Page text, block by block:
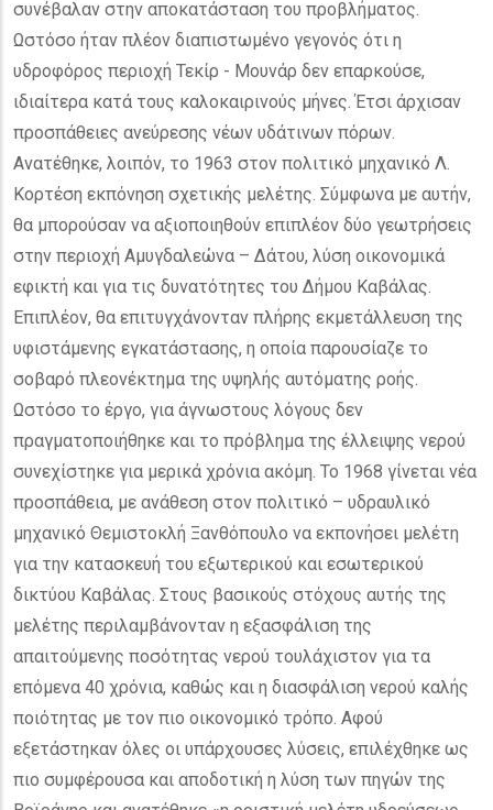
συνέβαλαν στην αποκατάσταση του προβλήματος.
Ωστόσο ήταν πλέον διαπιστωμένο γεγονός ότι η
υδροφόρος περιοχή Τεκίρ - Μουνάρ δεν επαρκούσε,
ιδιαίτερα κατά τους καλοκαιρινούς μήνες. Έτσι άρχισαν
προσπάθειες ανεύρεσης νέων υδάτινων πόρων.
Ανατέθηκε, λοιπόν, το 1963 στον πολιτικό μηχανικό Λ.
Κορτέση εκπόνηση σχετικής μελέτης. Σύμφωνα με αυτήν,
θα μπορούσαν να αξιοποιηθούν επιπλέον δύο γεωτρήσεις
στην περιοχή Αμυγδαλεώνα – Δάτου, λύση οικονομικά
εφικτή και για τις δυνατότητες του Δήμου Καβάλας.
Επιπλέον, θα επιτυγχάνονταν πλήρης εκμετάλλευση της
υφιστάμενης εγκατάστασης, η οποία παρουσίαζε το
σοβαρό πλεονέκτημα της υψηλής αυτόματης ροής.
Ωστόσο το έργο, για άγνωστους λόγους δεν
πραγματοποιήθηκε και το πρόβλημα της έλλειψης νερού
συνεχίστηκε για μερικά χρόνια ακόμη. Το 1968 γίνεται νέα
προσπάθεια, με ανάθεση στον πολιτικό – υδραυλικό
μηχανικό Θεμιστοκλή Ξανθόπουλο να εκπονήσει μελέτη
για την κατασκευή του εξωτερικού και εσωτερικού
δικτύου Καβάλας. Στους βασικούς στόχους αυτής της
μελέτης περιλαμβάνονταν η εξασφάλιση της
απαιτούμενης ποσότητας νερού τουλάχιστον για τα
επόμενα 40 χρόνια, καθώς και η διασφάλιση νερού καλής
ποιότητας με τον πιο οικονομικό τρόπο. Αφού
εξετάστηκαν όλες οι υπάρχουσες λύσεις, επιλέχθηκε ως
πιο συμφέρουσα και αποδοτική η λύση των πηγών της